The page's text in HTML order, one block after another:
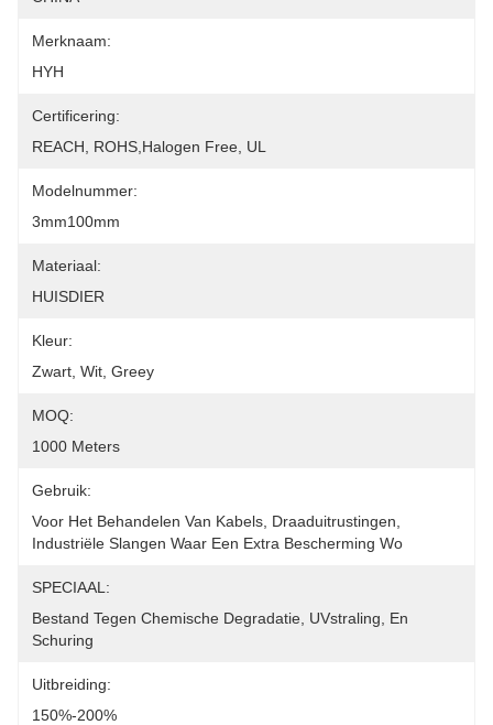
Merknaam:
HYH
Certificering:
REACH, ROHS,Halogen Free, UL
Modelnummer:
3mm100mm
Materiaal:
HUISDIER
Kleur:
Zwart, Wit, Greey
MOQ:
1000 Meters
Gebruik:
Voor Het Behandelen Van Kabels, Draaduitrustingen,
Industriële Slangen Waar Een Extra Bescherming Wo
SPECIAAL:
Bestand Tegen Chemische Degradatie, UVstraling, En
Schuring
Uitbreiding:
150%-200%